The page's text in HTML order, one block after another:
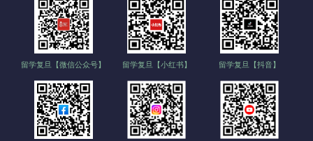
留学复旦【微信公众号】 留学复旦【小红书】 留学复旦【抖音】